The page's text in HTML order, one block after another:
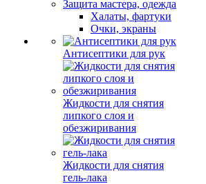
Защита мастера, одежда
Халаты, фартуки
Очки, экраны
Антисептики для рук
Жидкости для снятия
липкого слоя и
обезжиривания
Жидкости для снятия
гель-лака